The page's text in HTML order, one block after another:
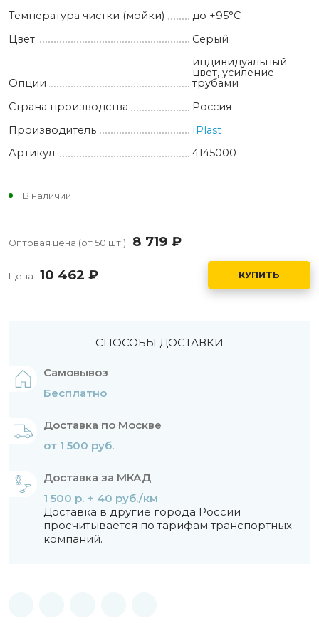
Температура чистки (мойки)
до +95°С
Цвет
Серый
Опции
индивидуальный
цвет, усиление
трубами
Страна производства
Россия
Производитель
IPlast
Артикул
4145000
В наличии
Оптовая цена (от 50 шт.): 8 719
Цена: 10 462 КУПИТЬ
СПОСОБЫ ДОСТАВКИ
Самовывоз
Бесплатно
Доставка по Москве
от 1 500 руб.
Доставка за МКАД
1 500 р. + 40 руб./км
Доставка в другие города России
просчитывается по тарифам транспортных
компаний.